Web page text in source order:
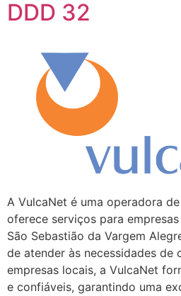
DDD 32
A VulcaNet é uma operadora
oferece serviços para
São Sebastião da Vargem
de atender às necessidades de
empresas locais, a VulcaNet
e confiáveis, garantindo uma